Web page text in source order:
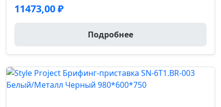
11473,00₽
Подробнее